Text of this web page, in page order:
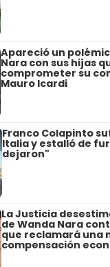
Apareció un
Nara con sus hijas
comprometer su
Mauro Icardi
Franco Colapinto
Italia y estalló de
dejaron"
La Justicia
de Wanda Nara
que reclamará una
compensación